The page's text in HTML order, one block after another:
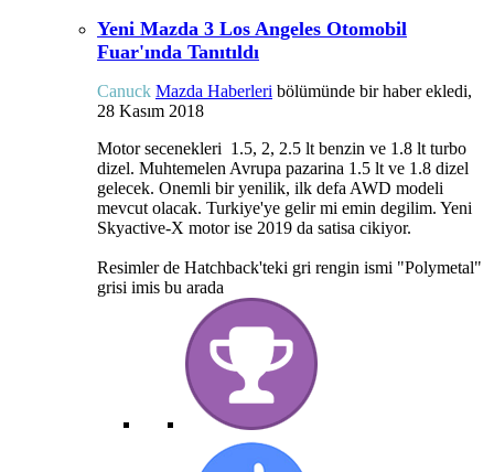
Yeni Mazda 3 Los Angeles Otomobil
Fuar'ında Tanıtıldı
Canuck Mazda Haberleri bölümünde bir haber ekledi,
28 Kasım 2018
Motor secenekleri 1.5, 2, 2.5 lt benzin ve 1.8 lt turbo
dizel. Muhtemelen Avrupa pazarina 1.5 lt ve 1.8 dizel
gelecek. Onemli bir yenilik, ilk defa AWD modeli
mevcut olacak. Turkiye'ye gelir mi emin degilim. Yeni
Skyactive-X motor ise 2019 da satisa cikiyor.
Resimler de Hatchback'teki gri rengin ismi "Polymetal"
grisi imis bu arada